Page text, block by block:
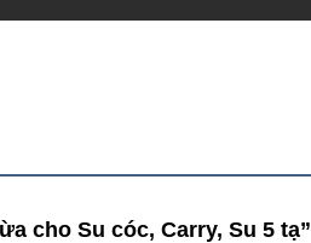
cho Su cóc, Carry, Su 5 tạ”